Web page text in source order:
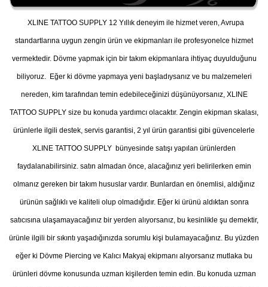
XLINE TATTOO SUPPLY 12 Yıllık deneyim ile hizmet veren, Avrupa
standartlarına uygun zengin ürün ve ekipmanları ile profesyonelce hizmet
vermektedir. Dövme yapmak için bir takım ekipmanlara ihtiyaç duyulduğunu
biliyoruz. Eğer ki dövme yapmaya yeni başladıysanız ve bu malzemeleri
nereden, kim tarafından temin edebileceğinizi düşünüyorsanız, XLINE
TATTOO SUPPLY size bu konuda yardımcı olacaktır. Zengin ekipman skalası,
ürünlerle ilgili destek, servis garantisi, 2 yıl ürün garantisi gibi güvencelerle
XLINE TATTOO SUPPLY bünyesinde satışı yapılan ürünlerden
faydalanabilirsiniz. satın almadan önce, alacağınız yeri belirilerken emin
olmanız gereken bir takım hususlar vardır. Bunlardan en önemlisi, aldığınız
ürünün sağlıklı ve kaliteli olup olmadığıdır. Eğer ki ürünü aldıktan sonra
satıcısına ulaşamayacağınız bir yerden alıyorsanız, bu kesinlikle şu demektir,
ürünle ilgili bir sıkıntı yaşadığınızda sorumlu kişi bulamayacağınız. Bu yüzden
eğer ki Dövme Piercing ve Kalıcı Makyaj ekipmanı alıyorsanız mutlaka bu
ürünleri dövme konusunda uzman kişilerden temin edin. Bu konuda uzman